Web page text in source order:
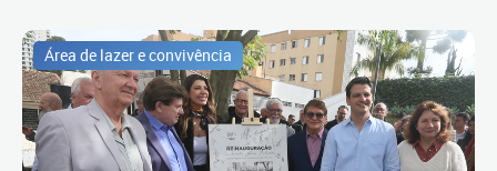
Área de lazer e convivência